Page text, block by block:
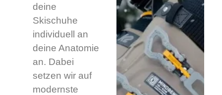
deine
Skischuhe
individuell an
deine Anatomie
an. Dabei
setzen wir auf
modernste